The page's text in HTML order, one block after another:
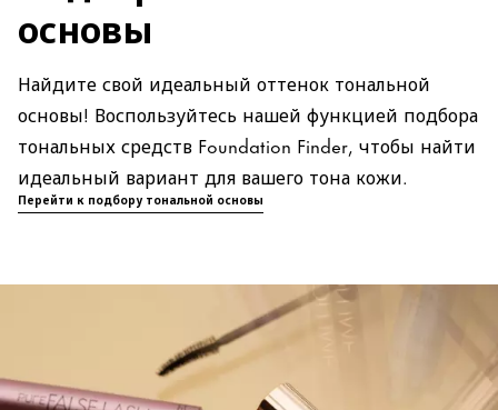
основы
Найдите свой идеальный оттенок тональной
основы! Воспользуйтесь нашей функцией подбора
тональных средств Foundation Finder, чтобы найти
идеальный вариант для вашего тона кожи.
Перейти к подбору тональной основы